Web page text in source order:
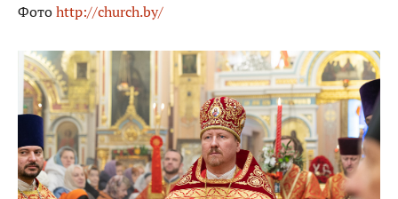
Фото http://church.by/